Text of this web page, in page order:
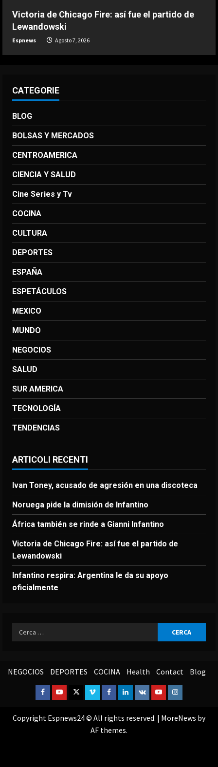
DEPORTES
partido de Lewandowski
Agosto 7, 2026
Victoria de Chicago Fire: así fue el partido de
Lewandowski
Espnews Agosto 7, 2026
CATEGORIE
BLOG
BOLSAS Y MERCADOS
CENTROAMERICA
CIENCIA Y SALUD
Cine Series y Tv
COCINA
CULTURA
DEPORTES
ESPAÑA
ESPETÁCULOS
MEXICO
MUNDO
NEGOCIOS
SALUD
SUR AMERICA
TECNOLOGÍA
TENDENCIAS
ARTICOLI RECENTI
Ivan Toney, acusado de agresión en una discoteca
Noruega pide la dimisión de Infantino
África también se rinde a Gianni Infantino
Victoria de Chicago Fire: así fue el partido de
Lewandowski
Infantino respira: Argentina le da su apoyo
oficialmente
Ricerca
per:
NEGOCIOS DEPORTES COCINA Health Contact Blog
Facebook
YoutubeTwitterVimeoFacebook
Linkedin
VK YoutubeInstagram
Copyright Espnews24 © All rights reserved. | MoreNews by
AF themes.